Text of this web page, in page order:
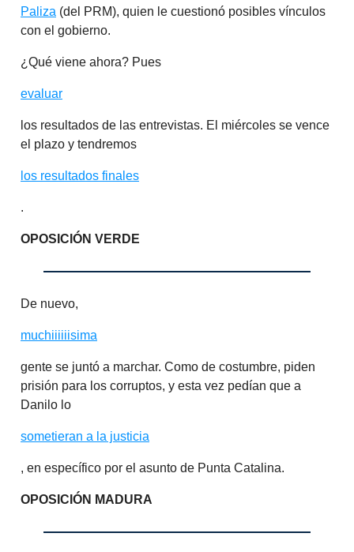
Paliza (del PRM), quien le cuestionó posibles vínculos
con el gobierno.
¿Qué viene ahora? Pues
evaluar
los resultados de las entrevistas. El miércoles se vence
el plazo y tendremos
los resultados finales
.
OPOSICIÓN VERDE
De nuevo,
muchiiiiiisima
gente se juntó a marchar. Como de costumbre, piden
prisión para los corruptos, y esta vez pedían que a
Danilo lo
sometieran a la justicia
, en específico por el asunto de Punta Catalina.
OPOSICIÓN MADURA